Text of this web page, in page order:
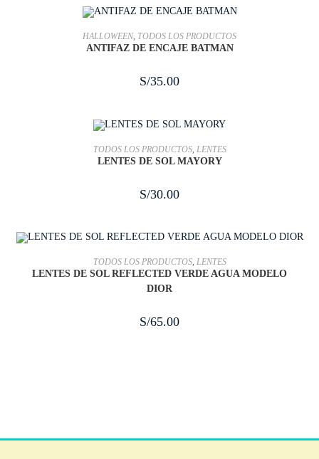
AÑADIR AL CARRITO
HALLOWEEN, TODOS LOS PRODUCTOS
ANTIFAZ DE ENCAJE BATMAN
S/35.00
AÑADIR AL CARRITO
TODOS LOS PRODUCTOS, LENTES
LENTES DE SOL MAYORY
S/30.00
AÑADIR AL CARRITO
TODOS LOS PRODUCTOS, LENTES
LENTES DE SOL REFLECTED VERDE AGUA MODELO
DIOR
S/65.00